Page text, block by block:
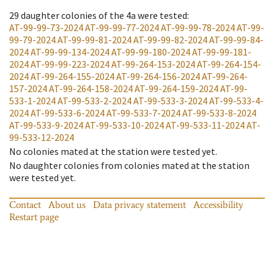
29 daughter colonies of the 4a were tested:
AT-99-99-73-2024AT-99-99-77-2024AT-99-99-78-2024AT-99-
99-79-2024AT-99-99-81-2024AT-99-99-82-2024AT-99-99-84-
2024AT-99-99-134-2024AT-99-99-180-2024AT-99-99-181-
2024AT-99-99-223-2024AT-99-264-153-2024AT-99-264-154-
2024AT-99-264-155-2024AT-99-264-156-2024AT-99-264-
157-2024AT-99-264-158-2024AT-99-264-159-2024AT-99-
533-1-2024AT-99-533-2-2024AT-99-533-3-2024AT-99-533-4-
2024AT-99-533-6-2024AT-99-533-7-2024AT-99-533-8-2024
AT-99-533-9-2024AT-99-533-10-2024AT-99-533-11-2024AT-
99-533-12-2024
No colonies mated at the station were tested yet.
No daughter colonies from colonies mated at the station
were tested yet.
Contact About us Data privacy statement
Accessibility
Restart page